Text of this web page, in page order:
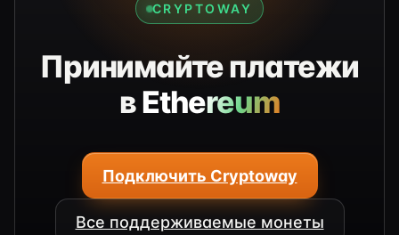
CRYPTOWAY
Принимайте платежи
вEthereum
Подключить Cryptoway
Все поддерживаемые монеты